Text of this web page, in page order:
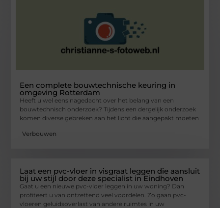
Een complete bouwtechnische keuring in
omgeving Rotterdam
Heeft u wel eens nagedacht over het belang van een
bouwtechnisch onderzoek? Tijdens een dergelijk onderzoek
komen diverse gebreken aan het licht die aangepakt moeten
Verbouwen
Laat een pvc-vloer in visgraat leggen die aansluit
bij uw stijl door deze specialist in Eindhoven
Gaat u een nieuwe pvc-vloer leggen in uw woning? Dan
profiteert u van ontzettend veel voordelen. Zo gaan pvc-
vloeren geluidsoverlast van andere ruimtes in uw